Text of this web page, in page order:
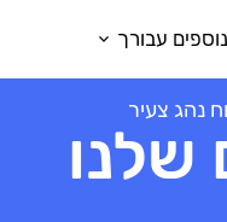
עבורך
נהג צעיר
שלנו